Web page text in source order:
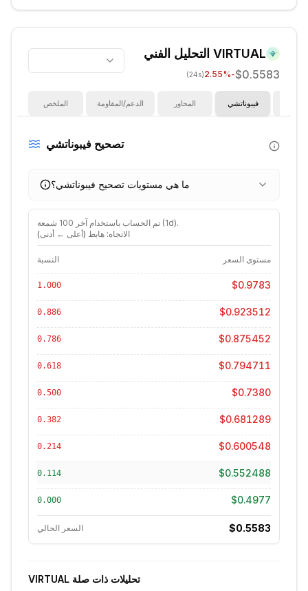
VIRTUAL التحليل الفني
$0.5583
-2.55
%
(24s)
الملخص الدعم/المقاومة المحاور فيبوناتشي
تصحيح فيبوناتشي
ما هي مستويات تصحيح فيبوناتشي؟
تم الحساب باستخدام آخر 100 شمعة ( 1d).
الاتجاه: هابط (أعلى ← أدنى)
النسبة مستوى السعر
1.000 $0.9783
0.886 $0.923512
0.786 $0.875452
0.618 $0.794711
0.500 $0.7380
0.382 $0.681289
0.214 $0.600548
0.114 $0.552488
0.000 $0.4977
السعر الحالي $0.5583
VIRTUAL تحليلات ذات صلة